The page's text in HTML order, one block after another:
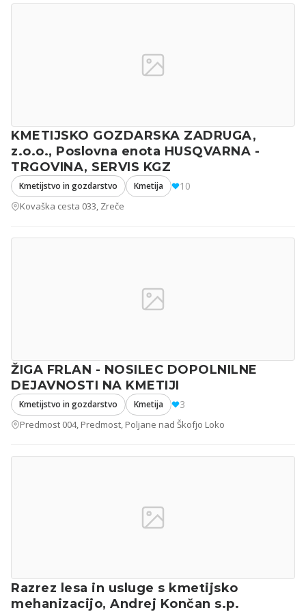
KMETIJSKO GOZDARSKA ZADRUGA,
z.o.o., Poslovna enota HUSQVARNA -
TRGOVINA, SERVIS KGZ
Kmetijstvo in gozdarstvo Kmetija 10
Kovaška cesta 033, Zreče
ŽIGA FRLAN - NOSILEC DOPOLNILNE
DEJAVNOSTI NA KMETIJI
Kmetijstvo in gozdarstvo Kmetija 3
Predmost 004, Predmost, Poljane nad Škofjo Loko
Razrez lesa in usluge s kmetijsko
mehanizacijo, Andrej Končan s.p.